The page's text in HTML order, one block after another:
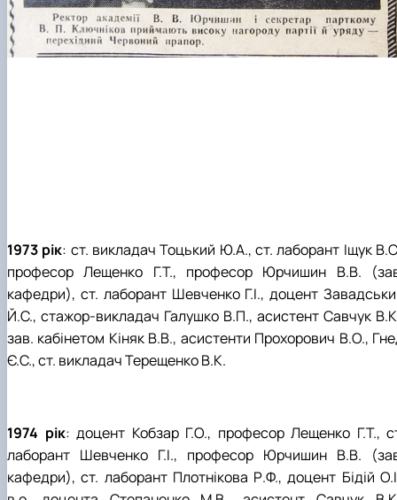
1973 рік: ст. викладач Тоцький Ю.А., ст. лаборант Іщук
професор Лещенко Г.Т., професор Юрчишин В.В.
кафедри), ст. лаборант Шевченко Г.І., доцент
Й.С., стажор-викладач Галушко В.П., асистент Савчук
зав. кабінетом Кіняк В.В., асистенти Прохорович В.О.,
Є.С., ст. викладач Терещенко В.К.
1974 рік: доцент Кобзар Г.О., професор Лещенко Г.Т.,
лаборант Шевченко Г.І., професор Юрчишин В.В.
кафедри), ст. лаборант Плотнікова Р.Ф., доцент Бідій